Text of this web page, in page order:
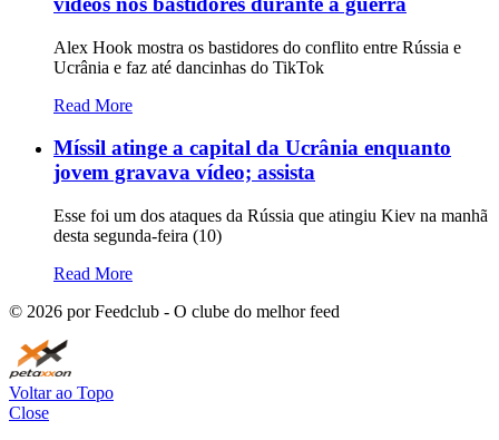
Alex Hook mostra os bastidores do conflito entre Rússia e
Ucrânia e faz até dancinhas do TikTok
Read More
Míssil atinge a capital da Ucrânia enquanto
jovem gravava vídeo; assista
Esse foi um dos ataques da Rússia que atingiu Kiev na manhã
desta segunda-feira (10)
Read More
© 2026 por Feedclub - O clube do melhor feed
Voltar ao Topo
Close